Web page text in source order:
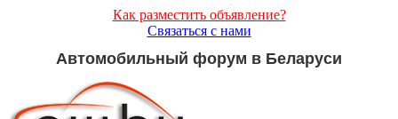
Как разместить объявление?
Связаться с нами
Автомобильный форум в Беларуси